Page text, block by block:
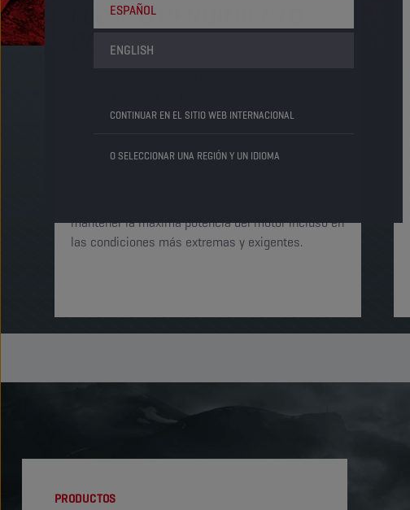
ESPAÑOL
ENGLISH
CONTINUAR EN EL SITIO WEB INTERNACIONAL
O SELECCIONAR UNA REGIÓN Y UN IDIOMA
MÁXIMO RENDIMIENTO
DEL MOTOR
instante un escudo protector alrededor de las
mantener la máxima potencia del motor incluso en
las condiciones más extremas y exigentes.
PRODUCTOS